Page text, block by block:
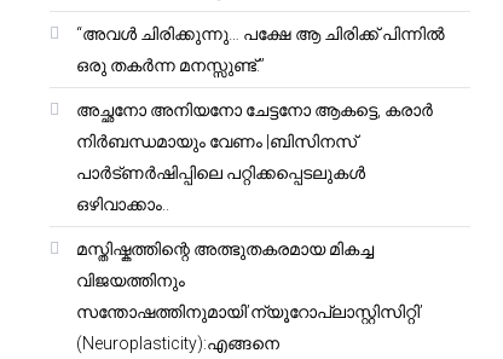
“അവൾ ചിരിക്കുന്നു… പക്ഷേ ആ ചിരിക്ക് പിന്നിൽ
ഒരു തകർന്ന മനസ്സുണ്ട്.”
അച്ഛനോ അനിയനോ ചേട്ടനോ ആകട്ടെ, കരാർ
നിർബന്ധമായും വേണം |ബിസിനസ്
പാർട്ണർഷിപ്പിലെ പറ്റിക്കപ്പെടലുകൾ
ഒഴിവാക്കാം..
മസ്തിഷ്കത്തിന്റെ അത്ഭുതകരമായ മികച്ച
വിജയത്തിനും
സന്തോഷത്തിനുമായി’ന്യൂറോപ്ലാസ്റ്റിസിറ്റി’
(Neuroplasticity):എങ്ങനെ